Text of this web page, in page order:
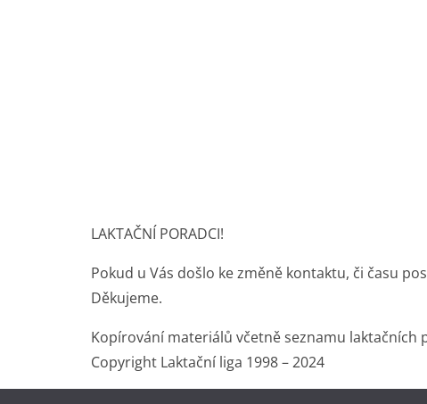
LAKTAČNÍ PORADCI!
Pokud u Vás došlo ke změně kontaktu, či času
Děkujeme.
Kopírování materiálů včetně seznamu laktačních
Copyright Laktační liga 1998 – 2024